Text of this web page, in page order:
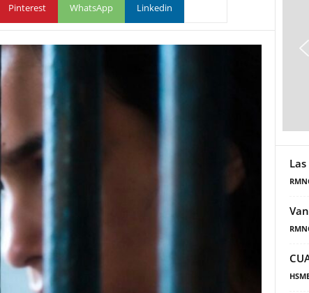
Pinterest WhatsApp Linkedin